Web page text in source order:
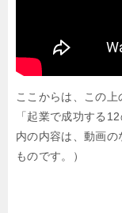
ここからは、この
「起業で成功する
内の内容は、動画
ものです。）